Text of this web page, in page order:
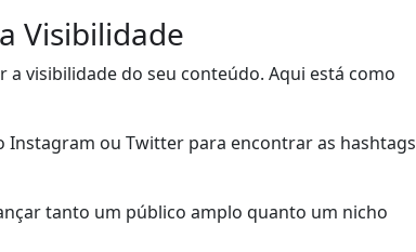
Visibilidade
visibilidade do seu conteúdo. Aqui está como
Instagram ou Twitter para encontrar as hashtags
tanto um público amplo quanto um nicho